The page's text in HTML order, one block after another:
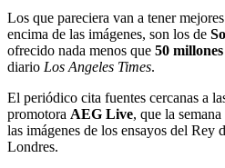
Los que pareciera van a tener
encima de las imágenes, son los de
ofrecido nada menos que 50
diario Los Angeles Times.
El periódico cita fuentes cercanas a
promotora AEG Live, que la
las imágenes de los ensayos del Rey
Londres.